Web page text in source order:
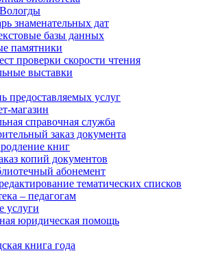
знаменательных дат
базы данных
памятники
проверки скорости чтения
выставки
предоставляемых услуг
магазин
справочная служба
заказ документа
книг
копий документов
абонемент
тематических списков
– педагогам
услуги
юридическая помощь
книга года